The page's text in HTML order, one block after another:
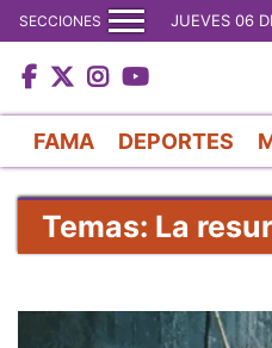
SECCIONES JUEVES 06
FAMA DEPORTES
Temas: La